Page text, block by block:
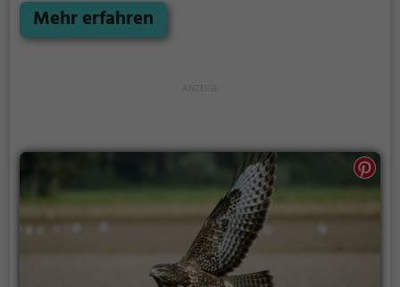
Umgebung von Offenburg reiten.
Mehr erfahren